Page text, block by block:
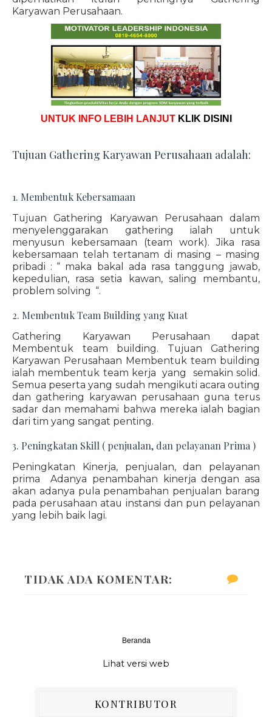
Karyawan Perusahaan.
UNTUK INFO LEBIH LANJUT KLIK DISINI
Tujuan Gathering Karyawan Perusahaan adalah:
1. Membentuk Kebersamaan
Tujuan Gathering Karyawan Perusahaan dalam
menyelenggarakan gathering ialah untuk
menyusun kebersamaan (team work). Jika rasa
kebersamaan telah tertanam di masing – masing
pribadi : “ maka bakal ada rasa tanggung jawab,
kepedulian, rasa setia kawan, saling membantu,
problem solving “.
2. Membentuk Team Building yang Kuat
Gathering Karyawan Perusahaan dapat
Membentuk team building. Tujuan Gathering
Karyawan Perusahaan Membentuk team building
ialah membentuk team kerja yang semakin solid.
Semua peserta yang sudah mengikuti acara outing
dan gathering karyawan perusahaan guna terus
sadar dan memahami bahwa mereka ialah bagian
dari tim yang sangat penting.
3. Peningkatan Skill ( penjualan, dan pelayanan Prima )
Peningkatan Kinerja, penjualan, dan pelayanan
prima Adanya penambahan kinerja dengan asa
akan adanya pula penambahan penjualan barang
pada perusahaan atau instansi dan pun pelayanan
yang lebih baik lagi.
TIDAK ADA KOMENTAR:
Beranda
Lihat versi web
KONTRIBUTOR